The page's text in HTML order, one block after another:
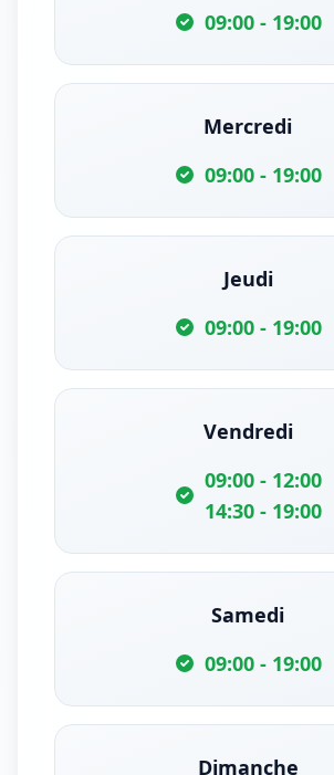
09:00 - 19:00
Mercredi
09:00 - 19:00
Jeudi
09:00 - 19:00
Vendredi
09:00 - 12:00
14:30 - 19:00
Samedi
09:00 - 19:00
Dimanche